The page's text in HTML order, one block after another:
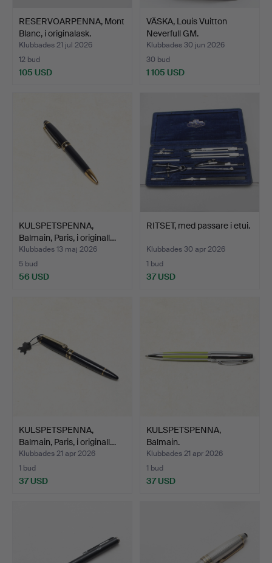
RESERVOARPENNA, Mont
Blanc, i originalask.
Klubbades 21 jul 2026
12 bud
105 USD
VÄSKA, Louis Vuitton
Neverfull GM.
Klubbades 30 jun 2026
30 bud
1 105 USD
KULSPETSPENNA,
Balmain, Paris, i originall…
Klubbades 13 maj 2026
5 bud
56 USD
RITSET, med passare i etui.
Klubbades 30 apr 2026
1 bud
37 USD
KULSPETSPENNA,
Balmain, Paris, i originall…
Klubbades 21 apr 2026
1 bud
37 USD
KULSPETSPENNA,
Balmain.
Klubbades 21 apr 2026
1 bud
37 USD